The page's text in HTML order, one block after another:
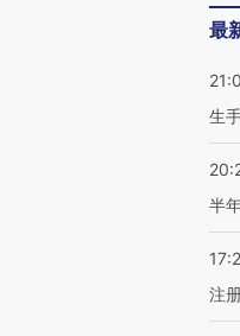
最
生
半
注